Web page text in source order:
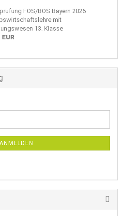
FOS/BOS Bayern 2026
mit
13. Klasse
ANMELDEN